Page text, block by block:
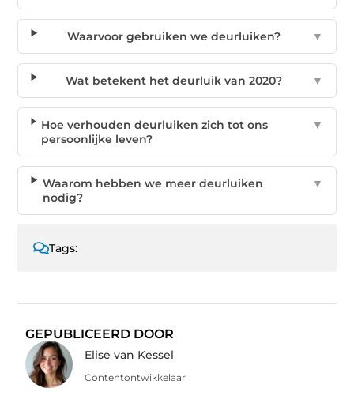
Waarvoor gebruiken we deurluiken? ▼
Wat betekent het deurluik van 2020? ▼
Hoe verhouden deurluiken zich tot ons
persoonlijke leven?
▼
Waarom hebben we meer deurluiken
nodig?
▼
Tags:
GEPUBLICEERD DOOR
Elise van Kessel
Contentontwikkelaar